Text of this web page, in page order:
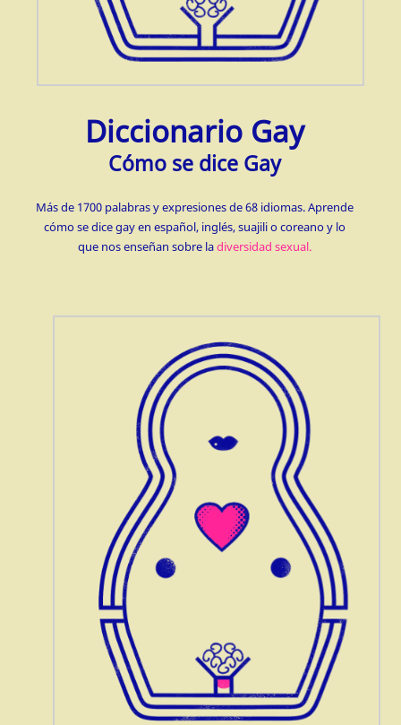
Diccionario Gay
Cómo se dice Gay
Más de 1700 palabras y expresiones de 68 idiomas. Aprende
cómo se dice gay en español, inglés, suajili o coreano y lo
que nos enseñan sobre ladiversidad sexual.